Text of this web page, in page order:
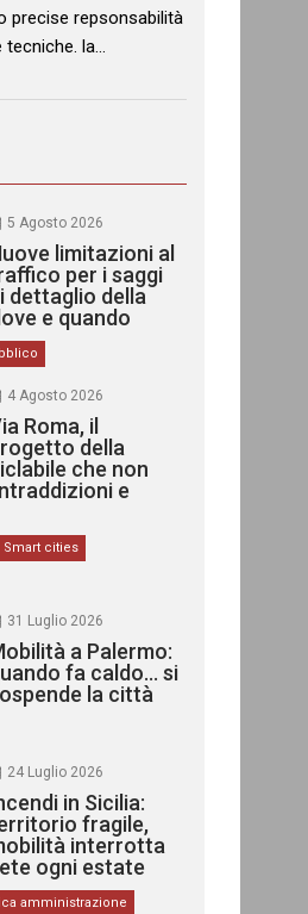
precise repsonsabilità
la…
5 Agosto 2026
limitazioni al
per i saggi
dettaglio della
e quando
4 Agosto 2026
Roma, il
della
che non
e
Smart cities
31 Luglio 2026
a Palermo:
fa caldo… si
la città
24 Luglio 2026
in Sicilia:
fragile,
interrotta
ogni estate
amministrazione